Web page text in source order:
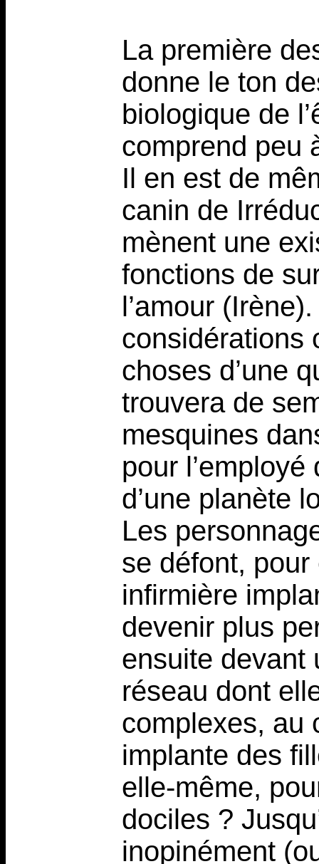
La première
donne le ton
biologique de
comprend peu
Il en est de
canin de
mènent une
fonctions de
l’amour
considérations
choses d’une
trouvera de
mesquines
pour l’employé
d’une planète
Les
se défont,
infirmière
devenir plus
ensuite devant
réseau dont
complexes, au
implante des
elle-même,
dociles ?
inopinément